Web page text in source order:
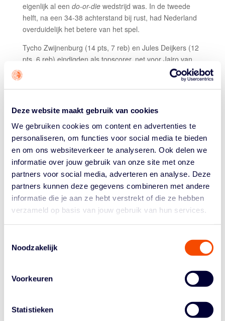
Deze website maakt gebruik van cookies
We gebruiken cookies om content en advertenties te
personaliseren, om functies voor social media te bieden
en om ons websiteverkeer te analyseren. Ook delen we
informatie over jouw gebruik van onze site met onze
partners voor social media, adverteren en analyse. Deze
partners kunnen deze gegevens combineren met andere
informatie die je aan ze hebt verstrekt of die ze hebben
verzameld op basis van jouw gebruik van hun services.
Noodzakelijk
Voorkeuren
Statistieken
eigenlijk al een do-or-diewedstrijd was. In de tweede
helft, na een 34-38 achterstand bij rust, had Nederland
overduidelijk het betere van het spel.
Tycho Zwijnenburg (14 pts, 7 reb) en Jules Deijkers (12
pts, 6 reb) eindigden als topscorer, net voor Jairo van
den Berg met 11 en 7. Nederland schoot een aardige 46
ALLE 12 OP DE SHEET
“Deze was belangrijk voor ons”, aldus coach Matthew
Otten na de wedstrijd. “We moesten in onzecomfort
zonekomen, doen wat we kunnen doen.” Volgens Otten
was deze wedstrijd een kwestie van ‘terug achter het
stuur kruipen’: “We controleerden de wedstrijd in elk
facet van het spel.”
Otten complimenteert zijn
big guys
en met name Kiron
Issidorides. Qua stats (7 minuten, 0 punten) sprong
minuten vertraagde hij ze echt.” Ook de andere grote
jongens deden wat dat betreft hun taak. “Sowieso: alle
Vanaf nu is elke wedstrijd een kampioenschapswedstrijd
groep.”